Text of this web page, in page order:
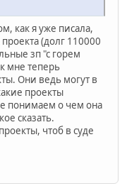
как я уже писала,
(долг 110000
зп "с горем
мне теперь
Они ведь могут в
проекты
понимаем о чем она
сказать.
чтоб в суде